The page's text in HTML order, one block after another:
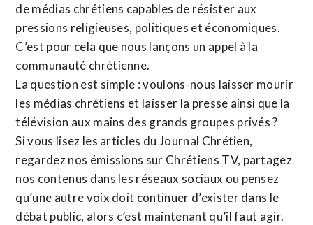
de médias chrétiens capables de résister aux
pressions religieuses, politiques et économiques.
C’est pour cela que nous lançons un appel à la
communauté chrétienne.
La question est simple : voulons-nous laisser mourir
les médias chrétiens et laisser la presse ainsi que la
télévision aux mains des grands groupes privés ?
Si vous lisez les articles du Journal Chrétien,
regardez nos émissions sur Chrétiens TV, partagez
nos contenus dans les réseaux sociaux ou pensez
qu’une autre voix doit continuer d’exister dans le
débat public, alors c’est maintenant qu’il faut agir.